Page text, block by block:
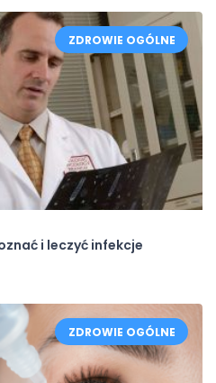
i leczyć infekcje
ZDROWIE OGÓLNE
ZDROWIE OGÓLNE